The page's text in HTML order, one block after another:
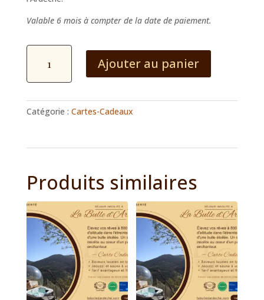
Valable 6 mois à compter de la date de paiement.
quantité
Carte
Gourmande
Week-
Ajouter au panier
Catégorie : Cartes-Cadeaux
Produits similaires